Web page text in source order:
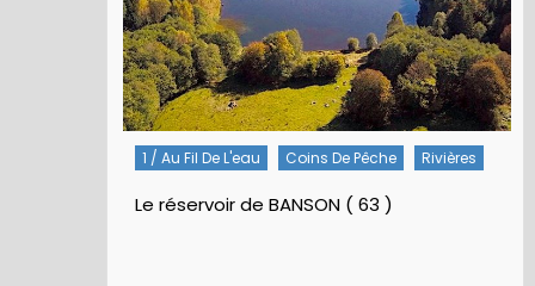
1 / Au Fil De L'eau Coins De Pêche Rivières
Le réservoir de BANSON ( 63 )